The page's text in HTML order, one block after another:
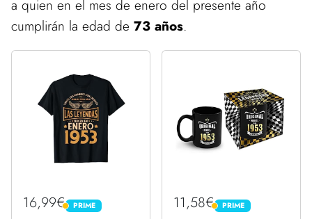
a quien en el mes de enero del presente año
cumplirán la edad de 73 años.
16,99€ PRIME
PRIME 11,58€ PRIME
PRIME